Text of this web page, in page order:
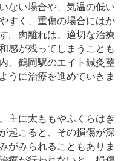
ない場合や、気温の低い
すく、重傷の場合にはか
。肉離れは、適切な治療
感が残ってしまうことも
、鶴岡駅のエイト鍼灸整
うに治療を進めていきま
主に太ももやふくらはぎ
起こると、その損傷が深
がみられることもありま